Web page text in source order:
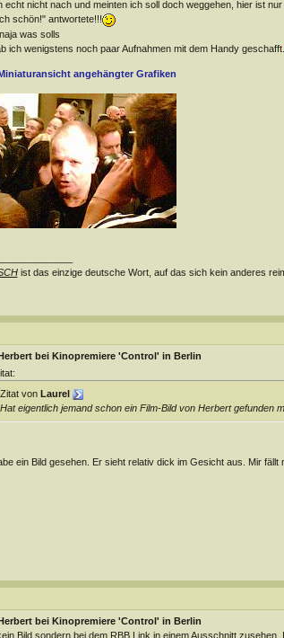
echt nicht nach und meinten ich soll doch weggehen, hier ist
schön!" antwortete!!!
was solls
ich wenigstens noch paar Aufnahmen mit dem Handy geschafft.
Miniaturansicht angehängter Grafiken
ist das einzige deutsche Wort, auf das sich kein anderes
bei Kinopremiere 'Control' in Berlin
Zitat von Laurel
Hat eigentlich jemand schon ein Film-Bild von Herbert gefunden
ein Bild gesehen. Er sieht relativ dick im Gesicht aus. Mir
bei Kinopremiere 'Control' in Berlin
Bild sondern bei dem RBB Link in einem Ausschnitt zusehen.